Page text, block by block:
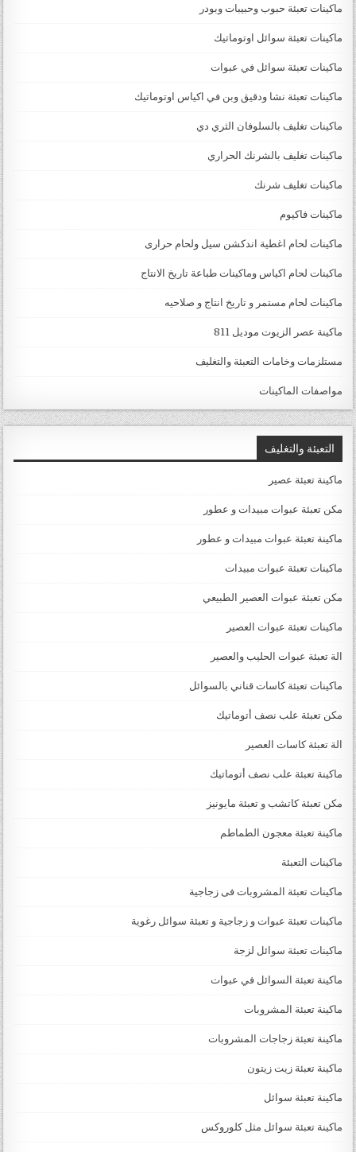
ماكينات تعبئة حبوب وحبيبات وبودر
ماكينات تعبئة سوائل اوتوماتيك
ماكينات تعبئة سوائل في عبوات
ماكينات تعبئة نشا ودقيق وبن في اكياس اوتوماتيك
ماكينات تغليف بالسلوفان الثري دي
ماكينات تغليف بالشرنك الحراري
ماكينات تغليف شرنك
ماكينات فاكيوم
ماكينات لحام اغطية اندكشن سيل ولحام حرارى
ماكينات لحام اكياس وماكينات طباعة تاريخ الانتاج
ماكينات لحام مستمر و تاريخ انتاج و صلاحيه
ماكينة عصر الزيوت موديل 811
مستلزمات وخامات التعبئة والتغليف
مواصفات الماكينات
التعبئة والتغليف
ماكينة تعبئة عصير
مكن تعبئة عبوات مبيدات و عطور
ماكينة تعبئة عبوات مبيدات و عطور
ماكينات تعبئة عبوات مبيدات
مكن تعبئة عبوات العصير الطبيعي
ماكينات تعبئة عبوات العصير
الة تعبئة عبوات الحليب والعصير
ماكينات تعبئة كاسات قناني بالسوائل
مكن تعبئة علب نصف أتوماتيك
الة تعبئة كاسات العصير
ماكينة تعبئة علب نصف أتوماتيك
مكن تعبئة كاتشب و تعبئة مايونيز
ماكينة تعبئة معجون الطماطم
ماكينات التعبئة
ماكينات تعبئة المشروبات فى زجاجية
ماكينات تعبئة عبوات و زجاجية و تعبئة سوائل رغوية
ماكينات تعبئة سوائل لزجة
‏‏‏ماكينة تعبئة السوائل في عبوات
ماكينة تعبئة المشروبات
ماكينة تعبئة زجاجات المشروبات
ماكينة تعبئة زيت زيتون
ماكينة تعبئة سوائل
ماكينة تعبئة سوائل مثل كلوروكس